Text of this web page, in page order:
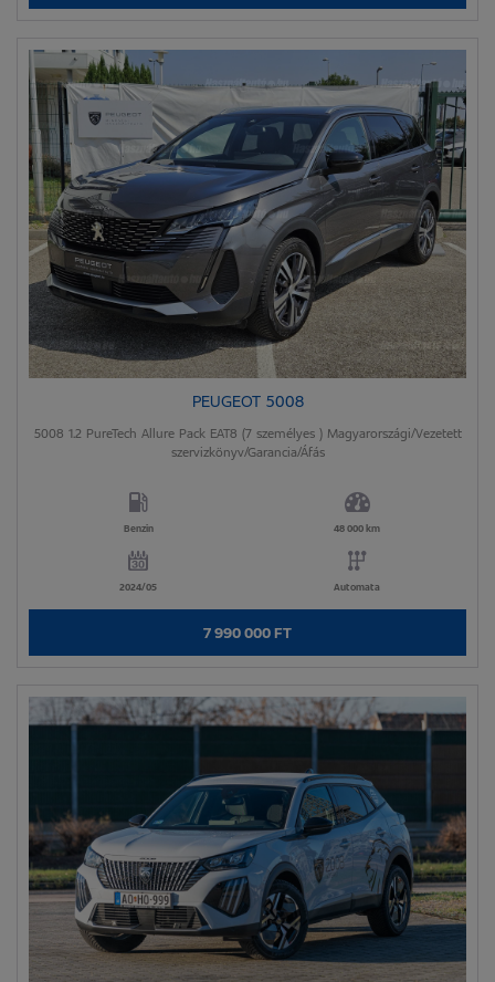
PEUGEOT 5008
5008 1.2 PureTech Allure Pack EAT8 (7 személyes ) Magyarországi/Vezetett
szervizkönyv/Garancia/Áfás
Benzin 48 000 km
2024/05 Automata
7 990 000 FT